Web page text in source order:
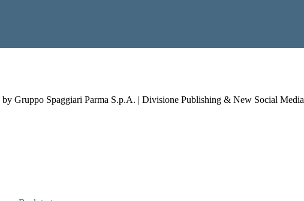
Gruppo Spaggiari Parma S.p.A. | Divisione Publishing & New Social Media